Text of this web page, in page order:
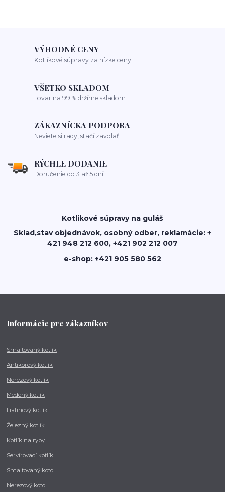
VÝHODNÉ CENY
Kotlíkové súpravy za nízke ceny
VŠETKO SKLADOM
Tovar na 99 % držíme skladom
ZÁKAZNÍCKA PODPORA
Neviete si rady, stačí zavolať
RÝCHLE DODANIE
Doručenie do 3 až 5 dní
Kotlikové súpravy na guláš
Sklad,stav objednávok, osobný odber, reklamácie: +
421 948 212 600, +421 902 212 007
e-shop: +421 905 580 562
Informácie pre zákazníkov
Smaltovaný kotlík
Antikorový kotlík
Nerezový kotlík
Medený kotlík
Liatinový kotlík
Železný kotlík
Kotlík na ryby
Servírovací kotlík
Smaltovaný kotol
Nerezový kotol